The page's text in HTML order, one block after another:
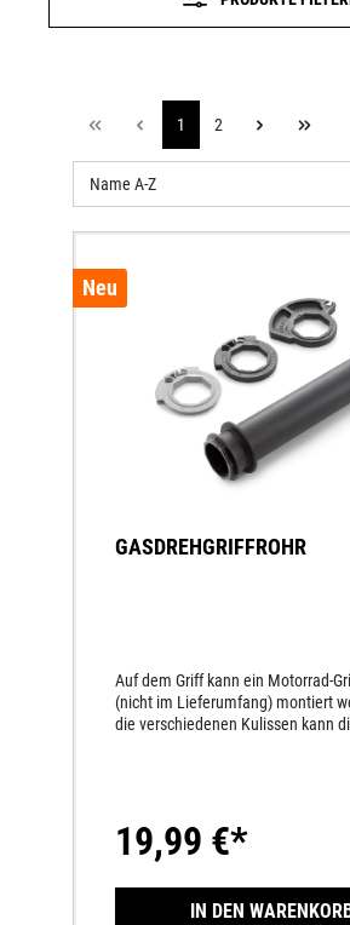
1 2
Neu
GASDREHGRIFFROHR
Auf dem Griff kann ein Motorrad-
(nicht im Lieferumfang) montiert
die verschiedenen Kulissen kann
19,99 €*
IN DEN